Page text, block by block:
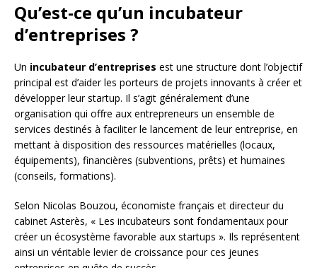
Qu’est-ce qu’un incubateur
d’entreprises ?
Un incubateur d’entreprises est une structure dont l’objectif
principal est d’aider les porteurs de projets innovants à créer et
développer leur startup. Il s’agit généralement d’une
organisation qui offre aux entrepreneurs un ensemble de
services destinés à faciliter le lancement de leur entreprise, en
mettant à disposition des ressources matérielles (locaux,
équipements), financières (subventions, prêts) et humaines
(conseils, formations).
Selon Nicolas Bouzou, économiste français et directeur du
cabinet Asterès, « Les incubateurs sont fondamentaux pour
créer un écosystème favorable aux startups ». Ils représentent
ainsi un véritable levier de croissance pour ces jeunes